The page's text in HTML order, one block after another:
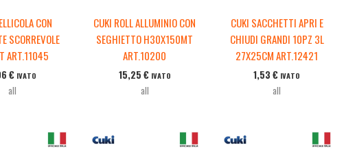
CON
SCORREVOLE
ART.11045
€ IVATO
all
CUKI ROLL ALLUMINIO CON
SEGHIETTO H30X150MT
ART.10200
15,25 € IVATO
all
CUKI SACCHETTI APRI E
CHIUDI GRANDI 10PZ 3L
27X25CM ART.12421
1,53€ IVATO
all